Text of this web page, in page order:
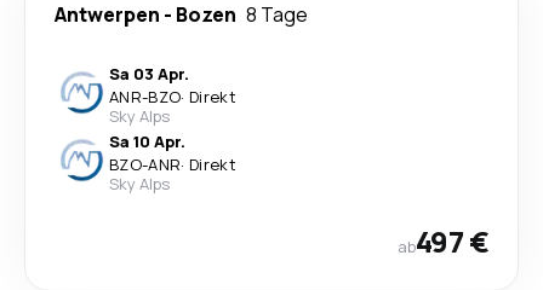
Antwerpen - Bozen 8 Tage
Sa 03 Apr.
ANR-BZO· Direkt
Sky Alps
Sa 10 Apr.
BZO-ANR· Direkt
Sky Alps
ab497 €